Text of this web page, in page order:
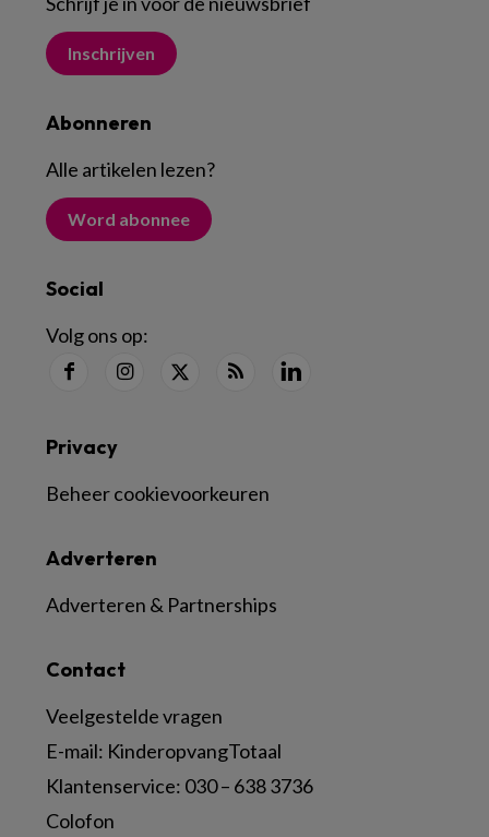
Inschrijven
Abonneren
Alle artikelen lezen?
Word abonnee
Social
Volg ons op:
Contact
Veelgestelde vragen
E-mail: KinderopvangTotaal
Klantenservice: 030 – 638 3736
Colofon
Adverteren
Adverteren & Partnerships
Privacy
Beheer cookievoorkeuren